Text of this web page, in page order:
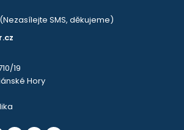
(Nezasílejte SMS, děkujeme)
19
Hory